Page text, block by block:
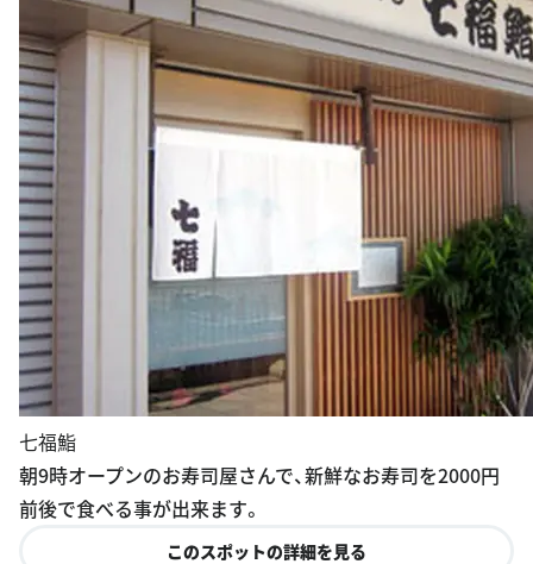
七福鮨
朝9時オープンのお寿司屋さんで、新鮮なお寿司を2000円
前後で食べる事が出来ます。
このスポットの詳細を見る